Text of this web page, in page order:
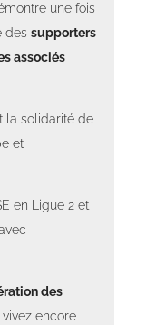
une fois
des supporters
associés
la solidarité de
et
en Ligue 2 et
des
vivez encore